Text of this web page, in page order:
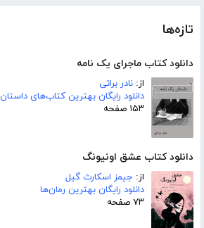
تازه‌ها
دانلود کتاب ماجرای یک نامه
از: نادر براتی
دانلود رایگان بهترین کتاب‌های داستان
۱۵۳ صفحه
دانلود کتاب عشق اونیونگ
از: جیمز اسکارث گیل
دانلود رایگان بهترین رمان‌ها
۷۳ صفحه